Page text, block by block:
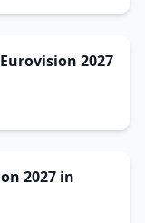
2027
2027 in